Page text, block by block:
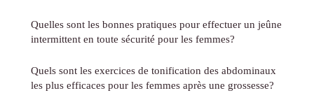
Quelles sont les bonnes pratiques pour effectuer un jeûne
intermittent en toute sécurité pour les femmes?
Quels sont les exercices de tonification des abdominaux
les plus efficaces pour les femmes après une grossesse?